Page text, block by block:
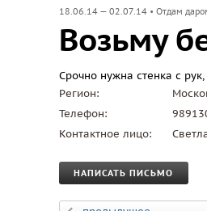
18.06.14 — 02.07.14 . Отдам
Возьму
Срочно нужна стенка с
Регион:
Телефон:
Контактное лицо:
НАПИСАТЬ ПИСЬМО